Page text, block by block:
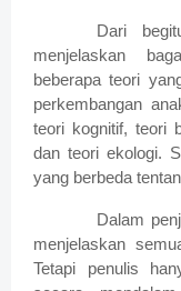
Dari
menjelaskan
beberapa teori
perkembangan
teori kognitif, teori
dan teori ekologi.
yang berbeda
Dalam
menjelaskan
Tetapi penulis